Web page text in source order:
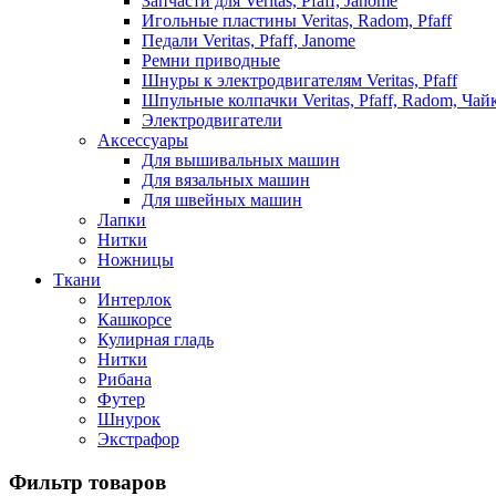
Игольные пластины Veritas, Radom, Pfaff
Педали Veritas, Pfaff, Janome
Ремни приводные
Шнуры к электродвигателям Veritas, Pfaff
Шпульные колпачки Veritas, Pfaff, Radom,
Электродвигатели
Аксессуары
Для вышивальных машин
Для вязальных машин
Для швейных машин
Лапки
Нитки
Ножницы
Ткани
Интерлок
Кашкорсе
Кулирная гладь
Нитки
Рибана
Футер
Шнурок
Экстрафор
Фильтр товаров